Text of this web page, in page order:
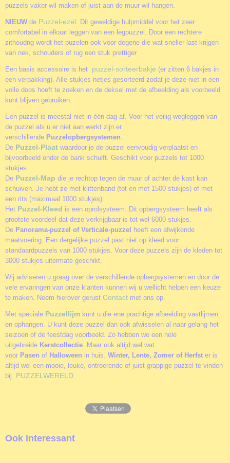
puzzels vaker wil maken of juist aan de muur wil hangen.
NIEUW de Puzzel-ezel. Dit geweldige hulpmiddel voor het zeer
comfortabel in elkaar leggen van een legpuzzel. Door een rechtere
zithoudng wordt het puzelen ook voor degene die wat sneller last krijgen
van nek, schouders of rug een stuk prettiger
Een basis accessoire is het puzzel-sorteerbakje (er zitten 6 bakjes in
een verpakking). Alle stukjes netjes gesorteerd zodat je deze niet in een
volle doos hoeft te zoeken en de deksel met de afbeelding als voorbeeld
kunt blijven gebruiken.
Een puzzel is meestal niet in één dag af. Voor het veilig wegleggen van
de puzzel als u er niet aan werkt zijn er
verschillende Puzzelopbergsystemen.
De Puzzel-Plaat waardoor je de puzzel eenvoudig verplaatst en
bijvoorbeeld onder de bank schuift. Geschikt voor puzzels tot 1000
stukjes.
De Puzzel-Map die je rechtop tegen de muur of achter de kast kan
schuiven. Je hebt ze met klittenband (tot en met 1500 stukjes) of met
een rits (maximaal 1000 stukjes).
Het Puzzel-Kleed is een oprolsysteem. Dit opbergsysteem heeft als
grootste voordeel dat deze verkrijgbaar is tot wel 6000 stukjes.
De Panorama-puzzel of Verticale-puzzel
heeft een afwijkende
maatvoering. Een dergelijke puzzel past niet op kleed voor
standaardpuzzels van 1000 stukjes. Voor deze puzzels zijn de kleden tot
3000 stukjes uitermate geschikt.
Wij adviseren u graag over de verschillende opbergsystemen en door de
vele ervaringen van onze klanten kunnen wij u wellicht helpen een keuze
te maken. Neem hierover gerust Contact met ons op.
Met speciale Puzzellijm kunt u die ene prachtige afbeelding vastlijmen
en ophangen. U kunt deze puzzel dan ook afwisselen al naar gelang het
seizoen of de feestdag voorbeeld. Zo hebben we een hele
uitgebreide Kerstcollectie. Maar ook altijd wel wat
voor Pasen of Halloween in huis. Winter, Lente, Zomer of Herfst er is
altijd wel een mooie, leuke, ontroerende of juist grappige puzzel te vinden
bij PUZZELWERELD
Ook interessant